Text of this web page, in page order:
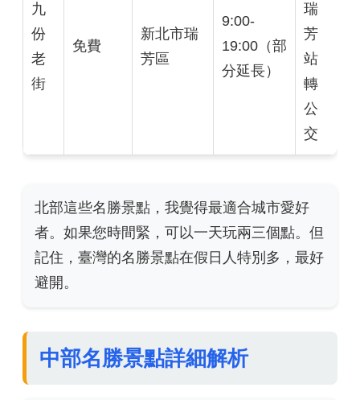
九
份
老
街
免費
新北市瑞
芳區
9:00-
19:00（部
分延長）
瑞
芳
站
轉
公
交
北部這些名勝景點，我覺得最適合城市愛好
者。如果您時間緊，可以一天玩兩三個點。但
記住，臺灣的名勝景點在假日人特別多，最好
避開。
中部名勝景點詳細解析